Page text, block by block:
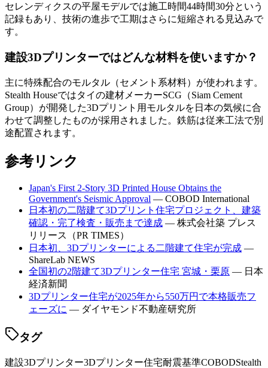
セレンディクスの平屋モデルでは施工時間44時間30分という
記録もあり、技術の進歩で工期はさらに短縮される見込みで
す。
建設3Dプリンターではどんな材料を使いますか？
主に特殊配合のモルタル（セメント系材料）が使われます。
Stealth Houseではタイの建材メーカーSCG（Siam Cement
Group）が開発した3Dプリント用モルタルを日本の気候に合
わせて調整したものが採用されました。鉄筋は従来工法で別
途配置されます。
参考リンク
Japan's First 2-Story 3D Printed House Obtains the
Government's Seismic Approval — COBOD International
日本初の二階建て3Dプリント住宅プロジェクト、建築
確認・完了検査・販売まで達成 — 株式会社築 プレス
リリース（PR TIMES）
日本初、3Dプリンターによる二階建て住宅が完成 —
ShareLab NEWS
全国初の2階建て3Dプリンター住宅 宮城・栗原 — 日本
経済新聞
3Dプリンター住宅が2025年から550万円で本格販売フ
ェーズに — ダイヤモンド不動産研究所
タグ
建設3Dプリンター3Dプリンター住宅耐震基準COBODStealth